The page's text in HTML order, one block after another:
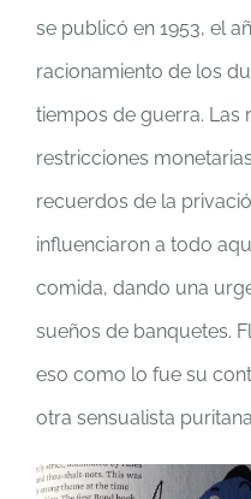
se publicó en 1953, el
racionamiento de los
tiempos de guerra. Las
restricciones
recuerdos de la
influenciaron a todo
comida, dando una
sueños de banquetes.
eso como lo fue su
otra sensualista